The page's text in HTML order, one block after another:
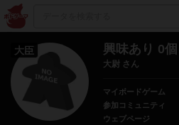
大臣 興味あり 0個
大尉 さん
マイボードゲーム
参加コミュニティ
ウェブページ